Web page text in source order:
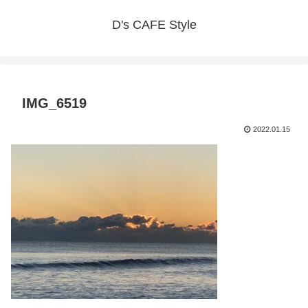
D's CAFE Style
IMG_6519
2022.01.15